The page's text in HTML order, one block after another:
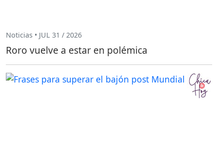
Noticias • JUL 31 / 2026
Roro vuelve a estar en polémica